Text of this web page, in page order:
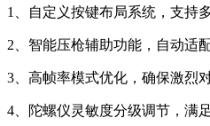
1、自定义按键布局系统，支持
2、智能压枪辅助功能，自动适
3、高帧率模式优化，确保激烈
4、陀螺仪灵敏度分级调节，满